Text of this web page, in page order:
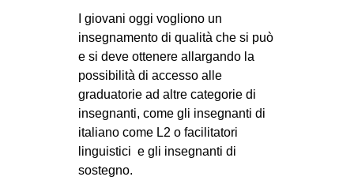
I giovani oggi vogliono un
insegnamento di qualità che si può
e si deve ottenere allargando la
possibilità di accesso alle
graduatorie ad altre categorie di
insegnanti, come gli insegnanti di
italiano come L2 o facilitatori
linguistici e gli insegnanti di
sostegno.